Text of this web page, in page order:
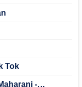
Tok
-